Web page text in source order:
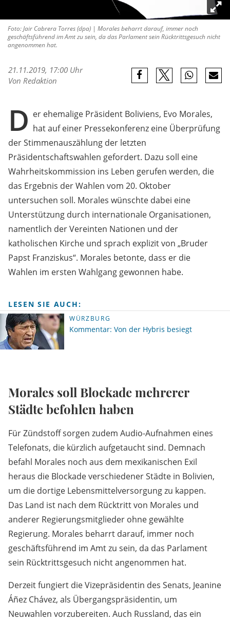
Foto: Jair Cabrera Torres (dpa) | Morales beharrt darauf, immer noch
geschäftsführend im Amt zu sein, da das Parlament sein Rücktrittsgesuch nicht
angenommen hat.
21.11.2019, 17:00 Uhr
Von Redaktion
D er ehemalige Präsident Boliviens, Evo Morales,
hat auf einer Pressekonferenz eine Überprüfung
der Stimmenauszählung der letzten
Präsidentschaftswahlen gefordert. Dazu soll eine
Wahrheitskommission ins Leben gerufen werden, die
das Ergebnis der Wahlen vom 20. Oktober
untersuchen soll. Morales wünschte dabei eine
Unterstützung durch internationale Organisationen,
namentlich der Vereinten Nationen und der
katholischen Kirche und sprach explizit von „Bruder
Papst Franziskus“. Morales betonte, dass er die
Wahlen im ersten Wahlgang gewonnen habe.
LESEN SIE AUCH:
WÜRZBURG
Kommentar: Von der Hybris besiegt
Morales soll Blockade mehrerer
Städte befohlen haben
Für Zündstoff sorgen zudem Audio-Aufnahmen eines
Telefonats, die kürzlich aufgetaucht sind. Demnach
befahl Morales noch aus dem mexikanischen Exil
heraus die Blockade verschiedener Städte in Bolivien,
um die dortige Lebensmittelversorgung zu kappen.
Das Land ist nach dem Rücktritt von Morales und
anderer Regierungsmitglieder ohne gewählte
Regierung. Morales beharrt darauf, immer noch
geschäftsführend im Amt zu sein, da das Parlament
sein Rücktrittsgesuch nicht angenommen hat.
Derzeit fungiert die Vizepräsidentin des Senats, Jeanine
Áñez Chávez, als Übergangspräsidentin, um
Neuwahlen vorzubereiten. Auch Russland, das ein